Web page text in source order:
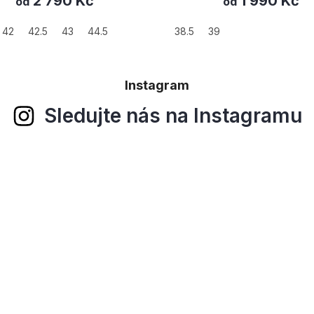
42 42.5 43 44.5 38.5 39
Instagram
Sledujte nás na Instagramu